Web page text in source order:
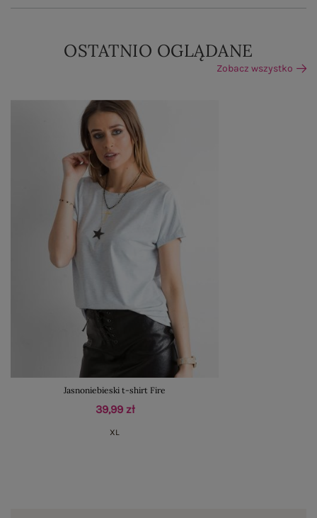
OSTATNIO OGLĄDANE
Zobacz wszystko
Jasnoniebieski t-shirt Fire
39,99 zł
XL